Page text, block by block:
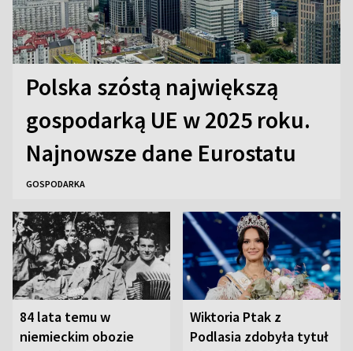
Polska szóstą największą
gospodarką UE w 2025 roku.
Najnowsze dane Eurostatu
GOSPODARKA
84 lata temu w
niemieckim obozie
Wiktoria Ptak z
Podlasia zdobyła tytuł